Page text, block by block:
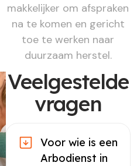
makkelijker om afspraken
na te komen en gericht
toe te werken naar
duurzaam herstel.
Veelgestelde
vragen
Voor wie is een
Arbodienst in